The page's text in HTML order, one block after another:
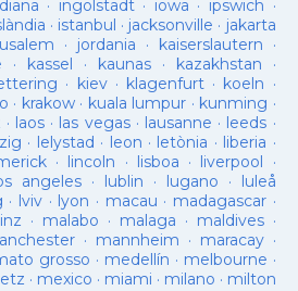
· ingolstadt· iowa · ipswich ·
· istanbul · jacksonville · jakarta
· jordania · kaiserslautern ·
· kassel · kaunas· kazakhstan ·
· kiev· klagenfurt · koeln ·
· krakow· kuala lumpur · kunming ·
· laos· las vegas· lausanne · leeds ·
· lelystad · leon · letònia · liberia ·
· lincoln · lisboa · liverpool ·
angeles· lublin · lugano · luleå
· lviv · lyon · macau · madagascar·
· malabo · malaga · maldives·
· mannheim · maracay·
grosso · medellín · melbourne ·
· mexico · miami · milano · milton